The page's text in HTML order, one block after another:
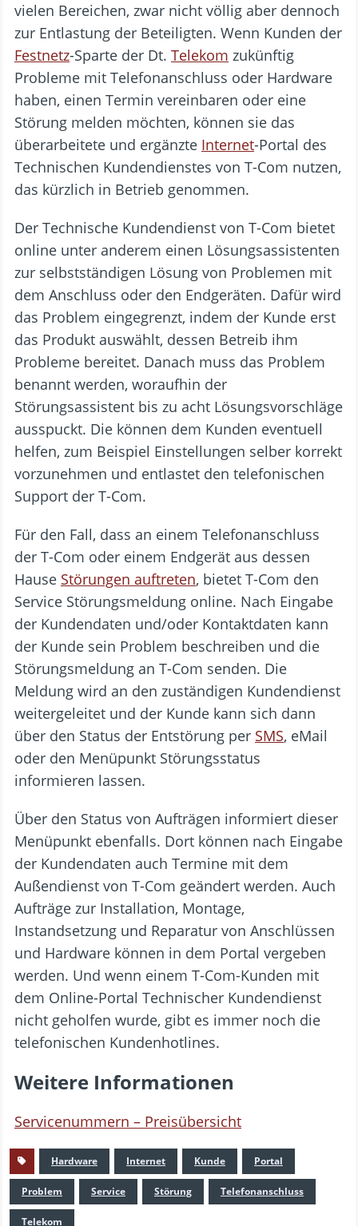
vielen Bereichen, zwar nicht völlig aber dennoch
zur Entlastung der Beteiligten. Wenn Kunden der
Festnetz-Sparte der Dt. Telekom zukünftig
Probleme mit Telefonanschluss oder Hardware
haben, einen Termin vereinbaren oder eine
Störung melden möchten, können sie das
überarbeitete und ergänzte Internet-Portal des
Technischen Kundendienstes von T-Com nutzen,
das kürzlich in Betrieb genommen.
Der Technische Kundendienst von T-Com bietet
online unter anderem einen Lösungsassistenten
zur selbstständigen Lösung von Problemen mit
dem Anschluss oder den Endgeräten. Dafür wird
das Problem eingegrenzt, indem der Kunde erst
das Produkt auswählt, dessen Betreib ihm
Probleme bereitet. Danach muss das Problem
benannt werden, woraufhin der
Störungsassistent bis zu acht Lösungsvorschläge
ausspuckt. Die können dem Kunden eventuell
helfen, zum Beispiel Einstellungen selber korrekt
vorzunehmen und entlastet den telefonischen
Support der T-Com.
Für den Fall, dass an einem Telefonanschluss
der T-Com oder einem Endgerät aus dessen
Hause Störungen auftreten, bietet T-Com den
Service Störungsmeldung online. Nach Eingabe
der Kundendaten und/oder Kontaktdaten kann
der Kunde sein Problem beschreiben und die
Störungsmeldung an T-Com senden. Die
Meldung wird an den zuständigen Kundendienst
weitergeleitet und der Kunde kann sich dann
über den Status der Entstörung per SMS, eMail
oder den Menüpunkt Störungsstatus
informieren lassen.
Über den Status von Aufträgen informiert dieser
Menüpunkt ebenfalls. Dort können nach Eingabe
der Kundendaten auch Termine mit dem
Außendienst von T-Com geändert werden. Auch
Aufträge zur Installation, Montage,
Instandsetzung und Reparatur von Anschlüssen
und Hardware können in dem Portal vergeben
werden. Und wenn einem T-Com-Kunden mit
dem Online-Portal Technischer Kundendienst
nicht geholfen wurde, gibt es immer noch die
telefonischen Kundenhotlines.
Weitere Informationen
Servicenummern – Preisübersicht
Hardware Internet Kunde Portal
Problem Service Störung Telefonanschluss
Telekom